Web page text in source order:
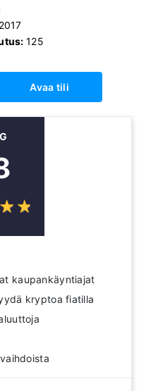
2017
125
Avaa tili
☆☆
★★
kaupankäyntiajat
kryptoa fiatilla